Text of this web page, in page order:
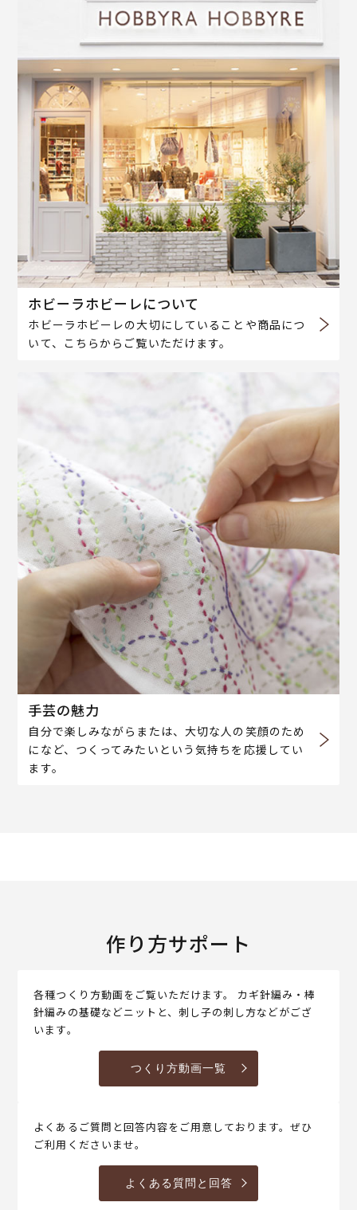
ホビーラホビーレについて
ホビーラホビーレの大切にしていることや商品につ
いて、こちらからご覧いただけます。
手芸の魅力
自分で楽しみながらまたは、大切な人の笑顔のため
になど、つくってみたいという気持ちを応援してい
ます。
作り方サポート
各種つくり方動画をご覧いただけます。 カギ針編み・棒
針編みの基礎などニットと、刺し子の刺し方などがござ
います。
つくり方動画一覧
よくあるご質問と回答内容をご用意しております。ぜひ
ご利用くださいませ。
よくある質問と回答